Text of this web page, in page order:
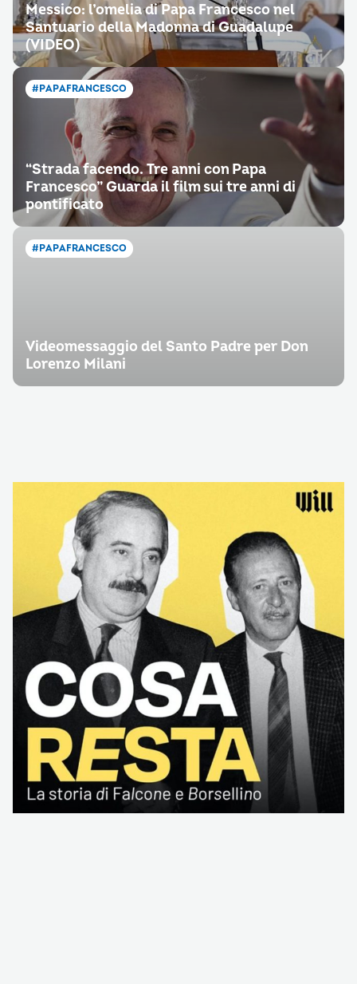
Messico: l’omelia di Papa Francesco nel
Santuario della Madonna di Guadalupe
(VIDEO)
#PAPAFRANCESCO
“Strada facendo. Tre anni con Papa
Francesco” Guarda il film sui tre anni di
pontificato
#PAPAFRANCESCO
Videomessaggio del Santo Padre per Don
Lorenzo Milani